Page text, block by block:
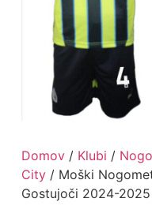
Domov/ Klubi /
City/ Moški
Gostujoči 2024-